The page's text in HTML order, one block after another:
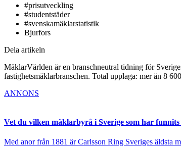
#prisutveckling
#studentstäder
#svenskamäklarstatistik
Bjurfors
Dela artikeln
MäklarVärlden är en branschneutral tidning för
fastighetsmäklarbranschen. Total upplaga: mer än 8
ANNONS
Vet du vilken mäklarbyrå i Sverige som har
Med anor från 1881 är Carlsson Ring Sveriges äldsta